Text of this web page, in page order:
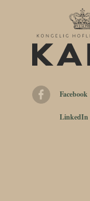
Facebook
LinkedIn